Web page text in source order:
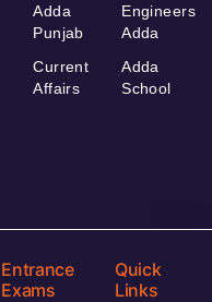
Adda
Punjab
Current
Affairs
Engineers
Adda
Adda
School
Entrance
Exams
Quick
Links